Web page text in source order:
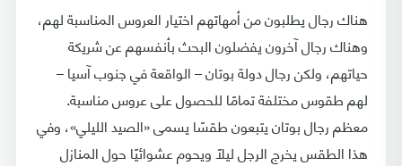
هناك رجال يطلبون من أمهاتهم اختيار العروس المناسبة لهم،
وهناك رجال آخرون يفضلون البحث بأنفسهم عن شريكة
حياتهم، ولكن رجال دولة بوتان – الواقعة في جنوب آسيا –
لهم طقوس مختلفة تمامًا للحصول على عروس مناسبة.
معظم رجال بوتان يتبعون طقسًا يسمى «الصيد الليلي»، وفي
هذا الطقس يخرج الرجل ليلًا ويحوم عشوائيًا حول المنازل